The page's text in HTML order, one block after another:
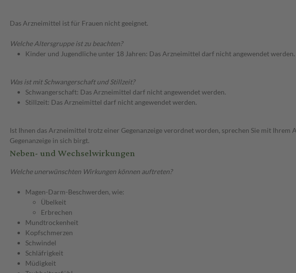
Das Arzneimittel ist für Frauen nicht geeignet.
Welche Altersgruppe ist zu beachten?
Kinder und Jugendliche unter 18 Jahren: Das Arzneimittel darf nicht angewendet werden.
Was ist mit Schwangerschaft und Stillzeit?
Schwangerschaft: Das Arzneimittel darf nicht angewendet werden.
Stillzeit: Das Arzneimittel darf nicht angewendet werden.
Ist Ihnen das Arzneimittel trotz einer Gegenanzeige verordnet worden, sprechen Sie mit
Gegenanzeige in sich birgt.
Neben- und Wechselwirkungen
Welche unerwünschten Wirkungen können auftreten?
Magen-Darm-Beschwerden, wie:
Übelkeit
Erbrechen
Mundtrockenheit
Kopfschmerzen
Schwindel
Schläfrigkeit
Müdigkeit